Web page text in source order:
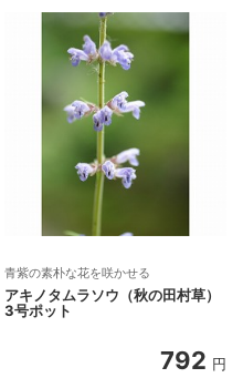
青紫の素朴な花を咲かせる
アキノタムラソウ（秋の田村草）
3号ポット
792 円